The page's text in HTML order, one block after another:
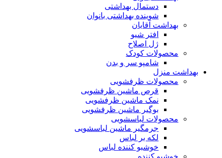
دستمال بهداشتی
شوینده بهداشتی بانوان
بهداشت آقایان
افتر شیو
ژل اصلاح
محصولات کودک
شامپو سر و بدن
بهداشت منزل
محصولات ظرفشویی
قرص ماشین ظرفشویی
نمک ماشین ظرفشویی
بوگیر ماشین ظرفشویی
محصولات لباسشویی
جرمگیر ماشین لباسشویی
لکه بر لباس
خوشبو کننده لباس